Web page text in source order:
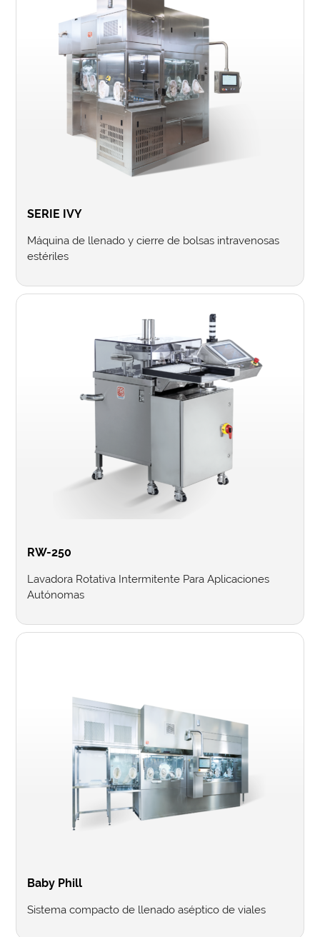
SERIE IVY
Máquina de llenado y cierre de bolsas intravenosas
estériles
RW-250
Lavadora Rotativa Intermitente Para Aplicaciones
Autónomas
Baby Phill
Sistema compacto de llenado aséptico de viales